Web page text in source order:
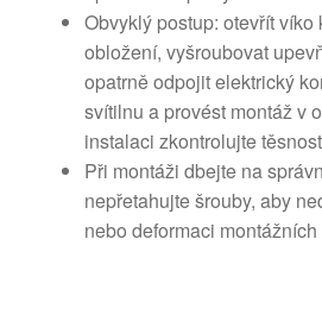
Obvyklý postup: otevřít víko
obložení, vyšroubovat
opatrně odpojit elektrický
svítilnu a provést montáž v
instalaci zkontrolujte
Při montáži dbejte na
nepřetahujte šrouby, aby
nebo deformaci montážních